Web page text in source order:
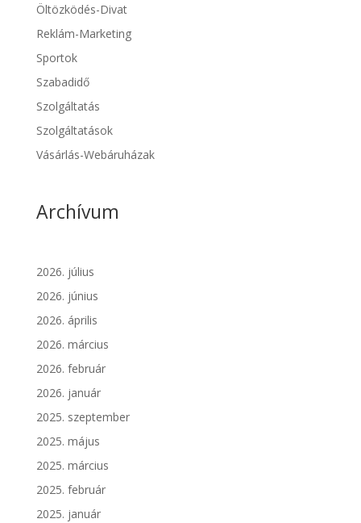
Öltözködés-Divat
Reklám-Marketing
Sportok
Szabadidő
Szolgáltatás
Szolgáltatások
Vásárlás-Webáruházak
Archívum
2026. július
2026. június
2026. április
2026. március
2026. február
2026. január
2025. szeptember
2025. május
2025. március
2025. február
2025. január